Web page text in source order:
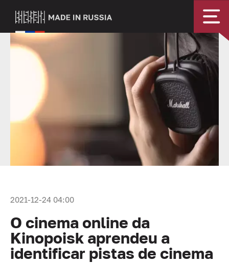
2021-12-24 04:00
O cinema online da
Kinopoisk aprendeu a
identificar pistas de cinema